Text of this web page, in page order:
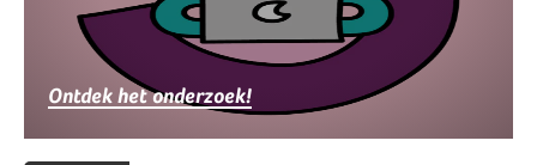
Ontdek het onderzoek!